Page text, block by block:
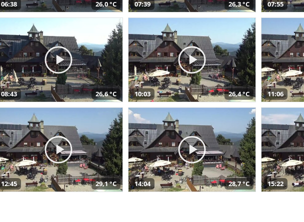
06:38 26,0 °C 07:39 26,3 °C 07:55
08:43 26,6 °C 10:03 26,4 °C 11:06
12:45 29,1 °C 14:04 28,7 °C 15:22